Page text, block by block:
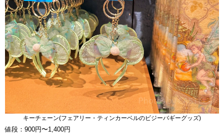
キーチェーン(フェアリー・ティンカーベルのビジーバギーグッズ)
値段：900円〜1,400円